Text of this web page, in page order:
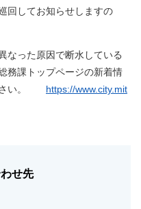
回してお知らせしますの
った原因で断水している
務課トップページの新着情
さい。 https://www.city.mit
せ先